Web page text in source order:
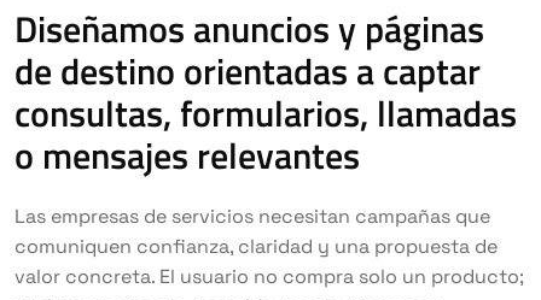
Diseñamos anuncios y páginas
de destino orientadas a captar
consultas, formularios, llamadas
o mensajes relevantes
Las empresas de servicios necesitan campañas que
comuniquen confianza, claridad y una propuesta de
valor concreta. El usuario no compra solo un producto;